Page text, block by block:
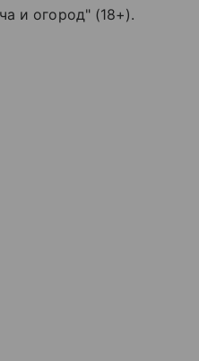
и огород" (18+).